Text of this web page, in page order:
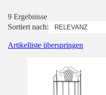
9 Ergebnisse
Sortiert nach:
Artikelliste überspringen